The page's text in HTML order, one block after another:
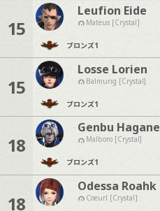
15
Leufion Eide
Mateus [Crystal]
ブロンズ1
15
Losse Lorien
Balmung [Crystal]
ブロンズ1
18
Genbu Hagane
Malboro [Crystal]
ブロンズ1
18
Odessa Roahk
Coeurl [Crystal]